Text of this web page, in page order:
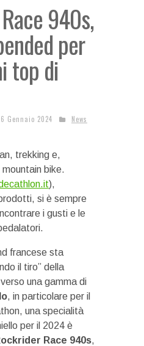
940s,
per
top di
Gennaio 2024 News
trekking e,
bike.
),
si è sempre
i gusti e le
francese sta
il tiro” della
una gamma di
, in particolare per il
una specialità
per il 2024 è
Race 940s,